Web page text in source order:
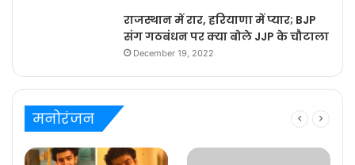
राजस्थान में रार, हरियाणा में प्यार; BJP
संग गठबंधन पर क्या बोले JJP के चौटाला
December 19, 2022
मनोरंजन